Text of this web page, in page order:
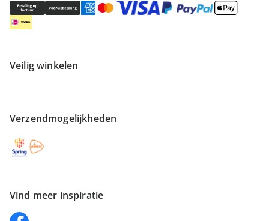
Veilig winkelen
Verzendmogelijkheden
Vind meer inspiratie